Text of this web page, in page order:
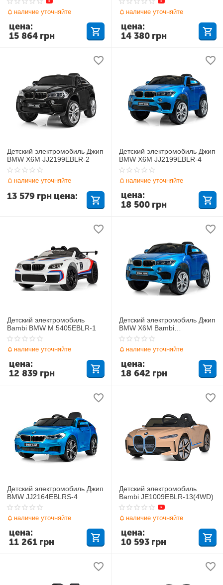
наличие уточняйте
15 864 грн
цена:
наличие уточняйте
14 380 грн
цена:
Детский электромобиль Джип
BMW X6M JJ2199EBLR-2
наличие уточняйте
13 579 грн цена:
Детский электромобиль Джип
BMW X6M JJ2199EBLR-4
наличие уточняйте
18 500 грн
цена:
Детский электромобиль
Bambi BMW M 5405EBLR-1
наличие уточняйте
12 839 грн
цена:
Детский электромобиль Джип
BMW X6M Bambi
JJ2199EBLRS-4
наличие уточняйте
18 642 грн
цена:
Детский электромобиль Джип
BMW JJ2164EBLRS-4
наличие уточняйте
11 261 грн
цена:
Детский электромобиль
Bambi JE1009EBLR-13(4WD)
наличие уточняйте
10 593 грн
цена: